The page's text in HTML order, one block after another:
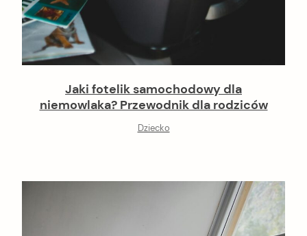
Jaki fotelik samochodowy dla
niemowlaka? Przewodnik dla rodziców
Dziecko